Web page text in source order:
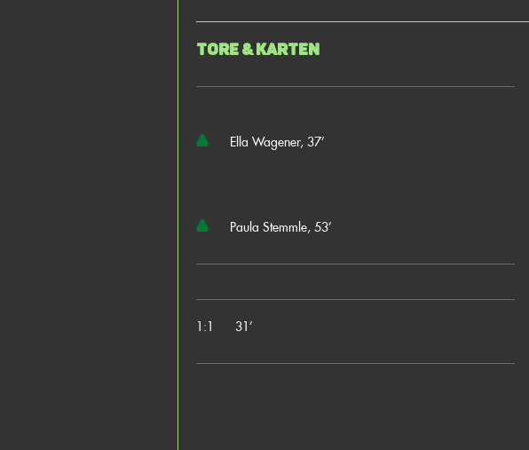
Tore & Karten
Ella Wagener, 37’
Paula Stemmle, 53’
1:1
31’